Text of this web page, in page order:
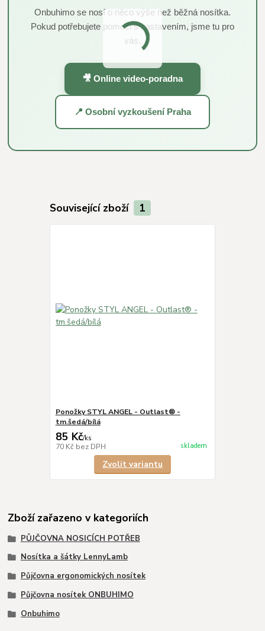
Onbuhimo se nosí o něco výše než běžná nosítka.
Pokud potřebujete pomoci s nastavením, jsme tu pro
vás.
🎥 Online video-poradna
📍 Osobní vyzkoušení Praha
Související zboží 1
Ponožky STYL ANGEL - Outlast® -
tm.šedá/bílá
85 Kč/ks
70 Kč bez DPH skladem
Zvolit variantu
Zboží zařazeno v kategoriích
PŮJČOVNA NOSICÍCH POTŘEB
Nosítka a šátky LennyLamb
Půjčovna ergonomických nosítek
Půjčovna nosítek ONBUHIMO
Onbuhimo